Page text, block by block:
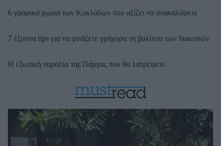
6 γραφικά χωριά των Κυκλάδων που αξίζει να ανακαλύψετε
7 έξυπνα tips για να φτιάξετε γρήγορα τη βαλίτσα των διακοπών
Η εξωτική παραλία της Πάργας που θα λατρέψετε